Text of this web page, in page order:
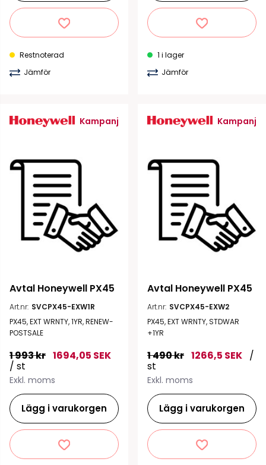
Restnoterad
Jämför
1 i lager
Jämför
Kampanj
Avtal Honeywell PX45
Art.nr: SVCPX45-EXW1R
PX45, EXT WRNTY, 1YR, RENEW-
POSTSALE
1 993 kr 1694,05 SEK
/ st
Exkl. moms
Lägg i varukorgen
Kampanj
Avtal Honeywell PX45
Art.nr: SVCPX45-EXW2
PX45, EXT WRNTY, STDWAR
+1YR
1 490 kr 1266,5 SEK /
st
Exkl. moms
Lägg i varukorgen